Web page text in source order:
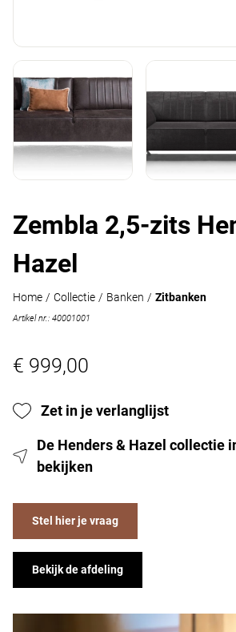
Zembla 2,5-zits
Hazel
Home / Collectie / Banken / Zitbanken
Artikel nr.: 40001001
€ 999,00
Zet in je verlanglijst
De Henders & Hazel collectie
bekijken
Stel hier je vraag
Bekijk de afdeling